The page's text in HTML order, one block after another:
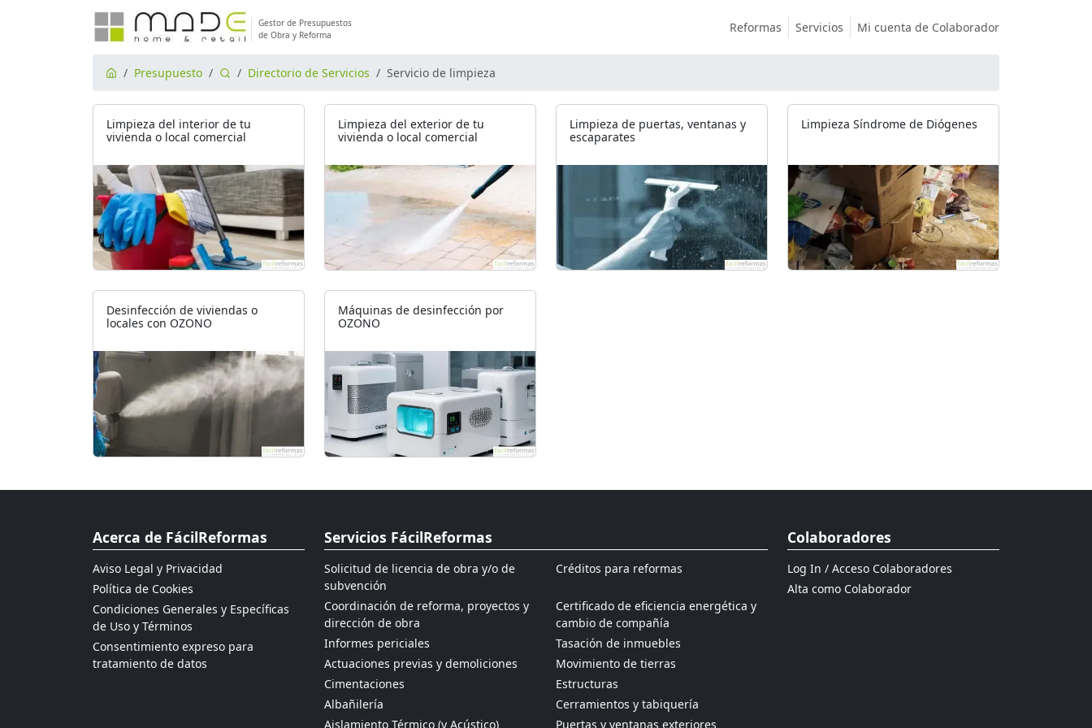
Gestor de Presupuestos
de Obra y Reforma
Reformas Servicios Mi cuenta de Colaborador
Presupuesto Directorio de Servicios Servicio de limpieza
Limpieza del interior de tu
vivienda o local comercial
Limpieza del exterior de tu
vivienda o local comercial
Limpieza de puertas, ventanas y
escaparates
Limpieza Síndrome de Diógenes
Desinfección de viviendas o
locales con OZONO
Máquinas de desinfección por
OZONO
Acerca de FácilReformas
Aviso Legal y Privacidad
Política de Cookies
Condiciones Generales y Específicas
de Uso y Términos
Consentimiento expreso para
tratamiento de datos
Servicios FácilReformas
Solicitud de licencia de obra y/o de
subvención
Créditos para reformas
Coordinación de reforma, proyectos y
dirección de obra
Certificado de eficiencia energética y
cambio de compañía
Informes periciales
Tasación de inmuebles
Actuaciones previas y demoliciones
Movimiento de tierras
Cimentaciones
Estructuras
Albañilería
Cerramientos y tabiquería
Aislamiento Térmico (y Acústico)
Puertas y ventanas exteriores
Colaboradores
Log In / Acceso Colaboradores
Alta como Colaborador